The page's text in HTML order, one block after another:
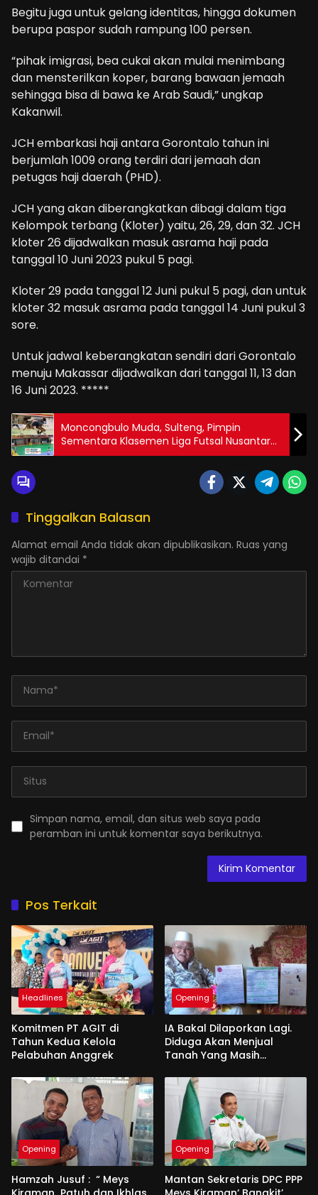
Begitu juga untuk gelang identitas, hingga dokumen
berupa paspor sudah rampung 100 persen.
“pihak imigrasi, bea cukai akan mulai menimbang
dan mensterilkan koper, barang bawaan jemaah
sehingga bisa di bawa ke Arab Saudi,” ungkap
Kakanwil.
JCH embarkasi haji antara Gorontalo tahun ini
berjumlah 1009 orang terdiri dari jemaah dan
petugas haji daerah (PHD).
JCH yang akan diberangkatkan dibagi dalam tiga
Kelompok terbang (Kloter) yaitu, 26, 29, dan 32. JCH
kloter 26 dijadwalkan masuk asrama haji pada
tanggal 10 Juni 2023 pukul 5 pagi.
Kloter 29 pada tanggal 12 Juni pukul 5 pagi, dan untuk
kloter 32 masuk asrama pada tanggal 14 Juni pukul 3
sore.
Untuk jadwal keberangkatan sendiri dari Gorontalo
menuju Makassar dijadwalkan dari tanggal 11, 13 dan
16 Juni 2023. *****
Moncongbulo Muda, Sulteng, Pimpin
Sementara Klasemen Liga Futsal Nusantara
2023
Tinggalkan Balasan
Alamat email Anda tidak akan dipublikasikan. Ruas yang
wajib ditandai *
Simpan nama, email, dan situs web saya pada
peramban ini untuk komentar saya berikutnya.
Pos Terkait
Headlines
Komitmen PT AGIT di
Tahun Kedua Kelola
Pelabuhan Anggrek
Opening
IA Bakal Dilaporkan Lagi.
Diduga Akan Menjual
Tanah Yang Masih
Opening
Hamzah Jusuf : “ Meys
Opening
Mantan Sekretaris DPC PPP